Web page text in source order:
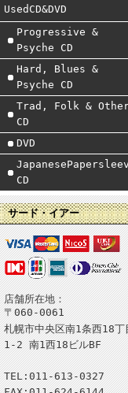
UsedCD&DVD
Progressive &
Psyche CD
Hard, Blues &
Psyche CD
Trad, Folk &
CD
DVD
CD
サード・イアー
店舗所在地：
〒060-0061
札幌市中央区南1条西18丁
1-2 南1西18ビルBF
TEL:011-613-0327